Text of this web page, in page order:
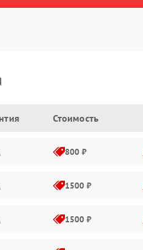
Стоимость
800 ₽
1500 ₽
1500 ₽